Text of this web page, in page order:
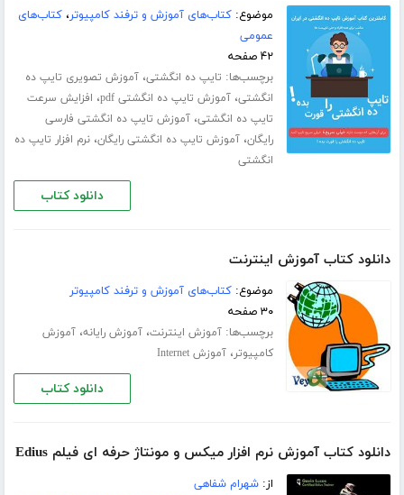
موضوع:کتاب‌های آموزش و ترفند کامپیوتر،کتاب‌های
عمومی
۴۲ صفحه
برچسب‌ها: تایپ ده انگشتی،آموزش تصویری تایپ ده
انگشتی،آموزش تایپ ده انگشتی pdf ، افزایش سرعت
تایپ ده انگشتی،آموزش تایپ ده انگشتی فارسی
رایگان،آموزش تایپ ده انگشتی رایگان،نرم افزار تایپ ده
انگشتی
دانلود کتاب
دانلود کتاب آموزش اینترنت
موضوع:کتاب‌های آموزش و ترفند کامپیوتر
۳۰ صفحه
برچسب‌ها:آموزش اینترنت،آموزش رایانه،آموزش
کامپیوتر،آموزش Internet
دانلود کتاب
دانلود کتاب آموزش نرم افزار میکس و مونتاژ حرفه ای فیلم Edius
از:شهرام شفاهی